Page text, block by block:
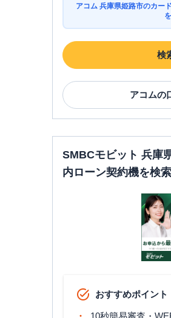
アコム 兵庫県姫路市のカー
検
アコムの
SMBCモビット 兵庫
内ローン契約機を検索
おすすめポイント
10秒簡易審査・